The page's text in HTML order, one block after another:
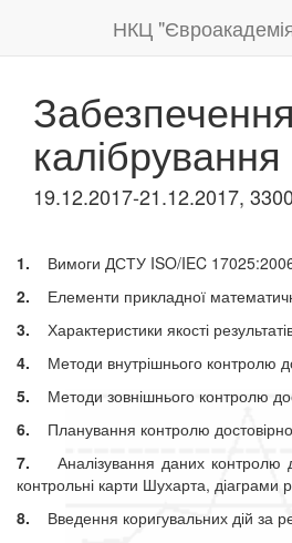
НКЦ
калібрування
19.12.2017-21.12.2017,
1. Вимоги ДСТУ ISO/IEC 17025:2006
2. Елементи прикладної
3. Характеристики якості
4. Методи внутрішнього контролю
5. Методи зовнішнього контролю
6. Планування контролю
7. Аналізування даних контролю
контрольні карти Шухарта, діаграми
8. Введення коригувальних дій за